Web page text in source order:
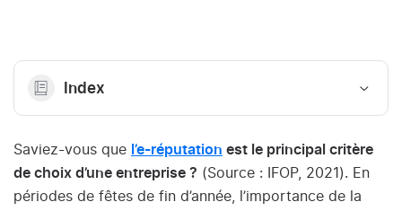
Index
Saviez-vous que l’e-réputation est le principal critère
de choix d’une entreprise ? (Source : IFOP, 2021). En
périodes de fêtes de fin d’année, l’importance de la